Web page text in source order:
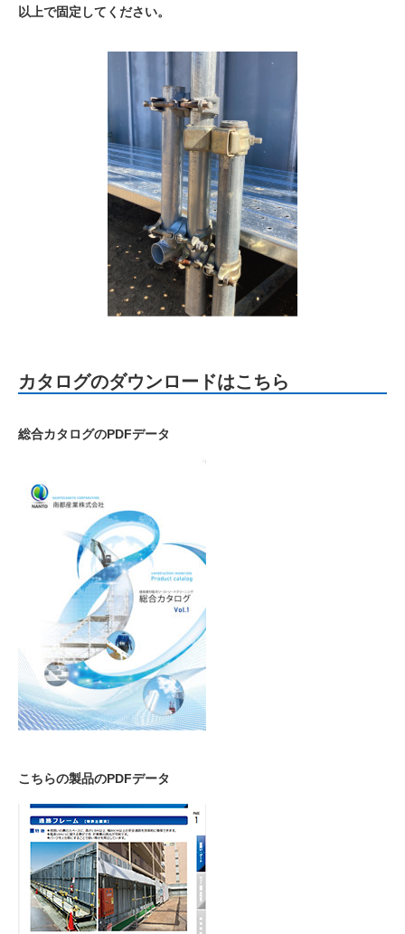
以上で固定してください。
カタログのダウンロードはこちら
総合カタログのPDFデータ
こちらの製品のPDFデータ